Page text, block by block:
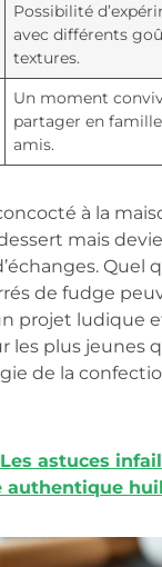
Possibilité
avec différents
textures.
Un moment
partager en
amis.
à la
mais
Quel
de fudge
projet ludique
les plus jeunes
de la
Les astuces
authentique